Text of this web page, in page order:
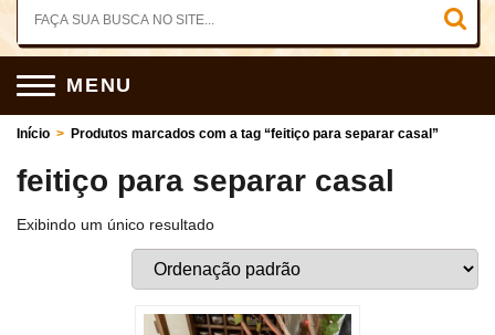
MENU
Início > Produtos marcados com a tag “feitiço para separar casal”
feitiço para separar casal
Exibindo um único resultado